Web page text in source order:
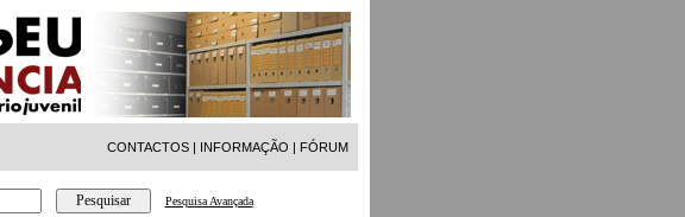
CONTACTOS | INFORMAÇÃO | FÓRUM
Pesquisa Avançada